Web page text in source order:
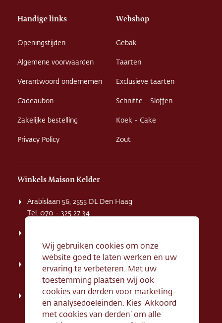
Handige links
Openingstijden
Algemene voorwaarden
Verantwoord ondernemen
Cadeaubon
Zakelijke bestelling
Privacy Policy
Webshop
Gebak
Taarten
Exclusieve taarten
Schnitte - Sloffen
Koek - Cake
Zout
Winkels Maison Kelder
Arabislaan 56, 2555 DL Den Haag
Tel. 070 - 325 27 34
Tel. 070 - 324 94 09
Kerkstraat 71, 2242 HD Wassenaar
Tel. 070 - 517 95 07
Dorpsstraat 134, 2712 AN Zoetermeer
Tel. 079 - 316 78 95
Wij gebruiken cookies om onze
website goed te laten werken en uw
ervaring te verbeteren. Met uw
toestemming plaatsen wij ook
cookies van derden voor marketing-
en analysedoeleinden. Kies ‘Akkoord
met cookies van derden’ om alle